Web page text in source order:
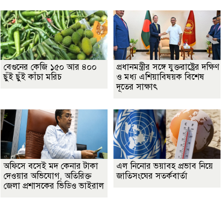
বেগুনের কেজি ১৫০ আর ৪০০
ছুঁই ছুঁই কাঁচা মরিচ
প্রধানমন্ত্রীর সঙ্গে যুক্তরাষ্ট্রের দক্ষিণ
ও মধ্য এশিয়াবিষয়ক বিশেষ
দূতের সাক্ষাৎ
অফিসে বসেই মদ কেনার টাকা
দেওয়ার অভিযোগ, অতিরিক্ত
জেলা প্রশাসকের ভিডিও ভাইরাল
এল নিনোর ভয়াবহ প্রভাব নিয়ে
জাতিসংঘের সতর্কবার্তা